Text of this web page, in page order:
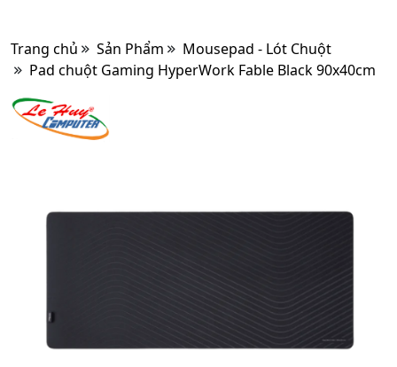
Trang chủ Sản Phẩm
Mousepad - Lót Chuột
Pad chuột Gaming HyperWork Fable Black 90x40cm